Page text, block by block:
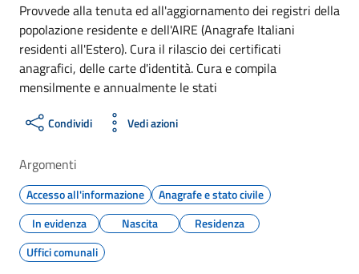
Provvede alla tenuta ed all'aggiornamento dei registri della
popolazione residente e dell'AIRE (Anagrafe Italiani
residenti all'Estero). Cura il rilascio dei certificati
anagrafici, delle carte d'identità. Cura e compila
mensilmente e annualmente le stati
Condividi Vedi azioni
Argomenti
Accesso all'informazione
Anagrafe e stato civile
In evidenza
Nascita
Residenza
Uffici comunali